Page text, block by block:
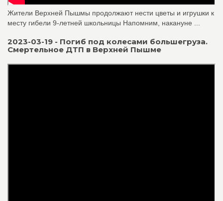
Жители Верхней Пышмы продолжают нести цветы и игрушки к
месту гибели 9-летней школьницы Напомним, накануне ...
2023-03-19 - Погиб под колесами большегруза.
Смертельное ДТП в Верхней Пышме